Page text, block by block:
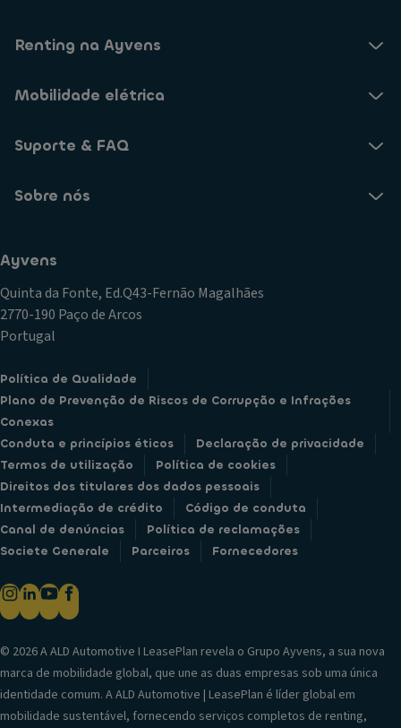
Renting na Ayvens
Mobilidade elétrica
Suporte & FAQ
Sobre nós
Ayvens
Quinta da Fonte, Ed.Q43-Fernão Magalhães
2770-190 Paço de Arcos
Portugal
Política de Qualidade
Plano de Prevenção de Riscos de Corrupção e Infrações
Conexas
Conduta e princípios éticos
Declaração de privacidade
Termos de utilização
Política de cookies
Direitos dos titulares dos dados pessoais
Intermediação de crédito
Código de conduta
Canal de denúncias
Política de reclamações
Societe Generale
Parceiros Fornecedores
© 2026 A ALD Automotive I LeasePlan revela o Grupo Ayvens, a sua nova
marca de mobilidade global, que une as duas empresas sob uma única
identidade comum. A ALD Automotive | LeasePlan é líder global em
mobilidade sustentável, fornecendo serviços completos de renting,